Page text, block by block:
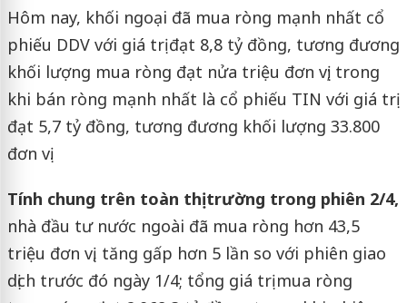
Hôm nay, khối ngoại đã mua ròng mạnh nhất cổ
phiếu DDV với giá trị đạt 8,8 tỷ đồng, tương đương
khối lượng mua ròng đạt nửa triệu đơn vị; trong
khi bán ròng mạnh nhất là cổ phiếu TIN với giá trị
đạt 5,7 tỷ đồng, tương đương khối lượng 33.800
đơn vị.
Tính chung trên toàn thị trường trong phiên 2/4,
nhà đầu tư nước ngoài đã mua ròng hơn 43,5
triệu đơn vị, tăng gấp hơn 5 lần so với phiên giao
dịch trước đó ngày 1/4; tổng giá trị mua ròng